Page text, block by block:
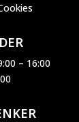
– 16:00